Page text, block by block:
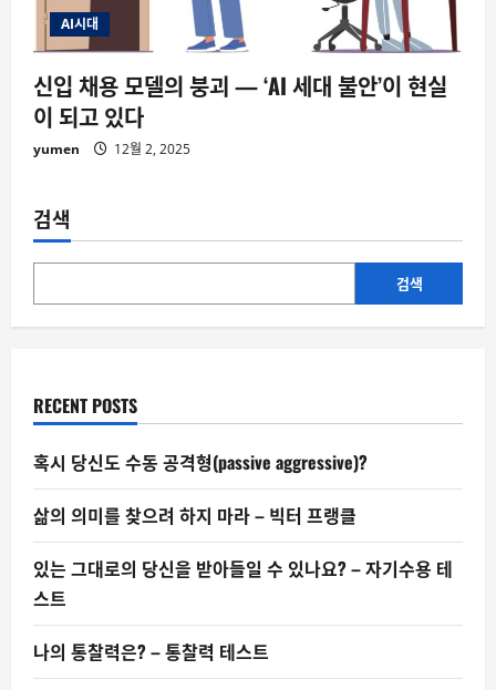
AI시대
신입 채용 모델의 붕괴 — ‘AI 세대 불안’이 현실
이 되고 있다
yumen 12월 2, 2025
검색
검색
RECENT POSTS
혹시 당신도 수동 공격형(passive aggressive)?
삶의 의미를 찾으려 하지 마라 – 빅터 프랭클
있는 그대로의 당신을 받아들일 수 있나요? – 자기수용 테
스트
나의 통찰력은? – 통찰력 테스트